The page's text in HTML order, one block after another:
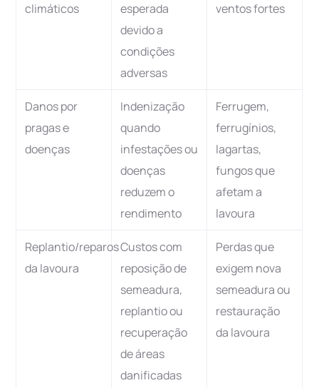
climáticos
esperada
devido a
condições
adversas
ventos fortes
Danos por
pragas e
doenças
Indenização
quando
infestações ou
doenças
reduzem o
rendimento
Ferrugem,
ferrugínios,
lagartas,
fungos que
afetam a
lavoura
Replantio/reparos
da lavoura
Custos com
reposição de
semeadura,
replantio ou
recuperação
de áreas
danificadas
Perdas que
exigem nova
semeadura ou
restauração
da lavoura